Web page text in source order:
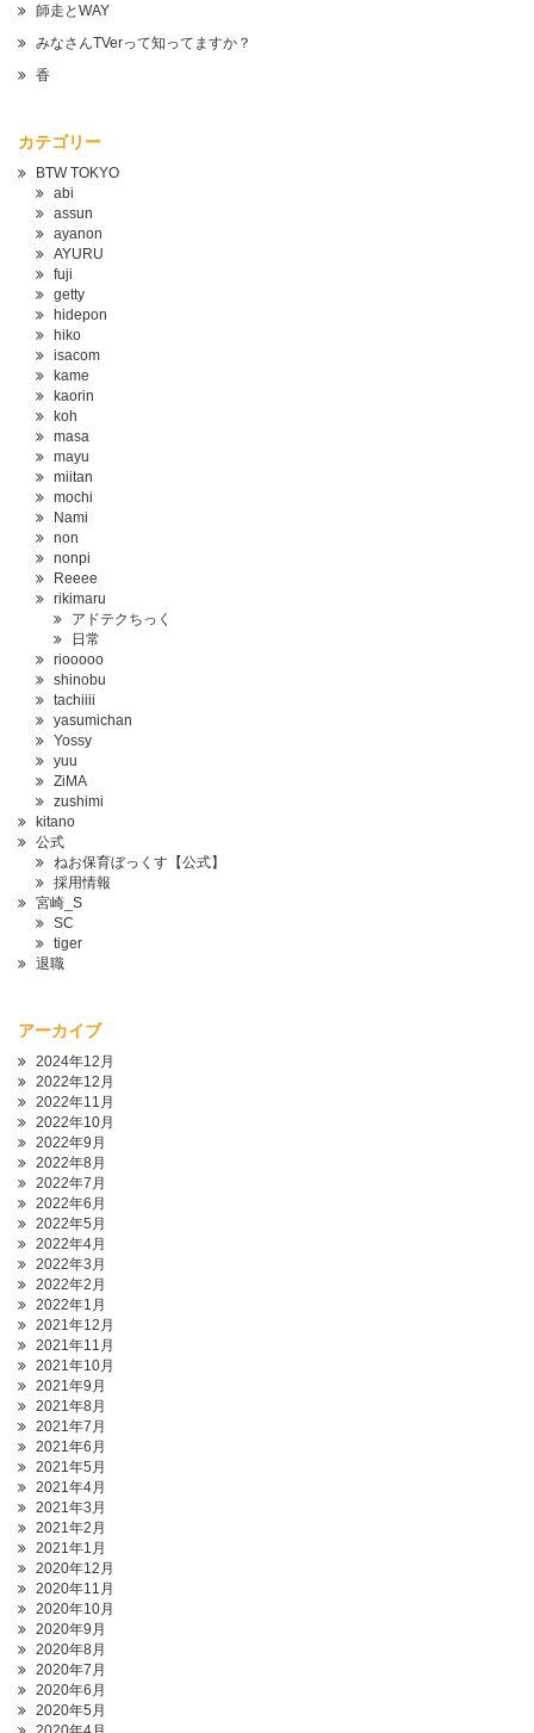
師走とWAY
みなさんTVerって知ってますか？
香
カテゴリー
BTW TOKYO
abi
assun
ayanon
AYURU
fuji
getty
hidepon
hiko
isacom
kame
kaorin
koh
masa
mayu
miitan
mochi
Nami
non
nonpi
Reeee
rikimaru
アドテクちっく
日常
riooooo
shinobu
tachiiii
yasumichan
Yossy
yuu
ZiMA
zushimi
kitano
公式
ねお保育ぼっくす【公式】
採用情報
宮崎_S
SC
tiger
退職
アーカイブ
2024年12月
2022年12月
2022年11月
2022年10月
2022年9月
2022年8月
2022年7月
2022年6月
2022年5月
2022年4月
2022年3月
2022年2月
2022年1月
2021年12月
2021年11月
2021年10月
2021年9月
2021年8月
2021年7月
2021年6月
2021年5月
2021年4月
2021年3月
2021年2月
2021年1月
2020年12月
2020年11月
2020年10月
2020年9月
2020年8月
2020年7月
2020年6月
2020年5月